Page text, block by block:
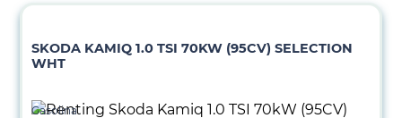
SKODA KAMIQ 1.0 TSI 70KW (95CV) SELECTION
WHT
Gasolina